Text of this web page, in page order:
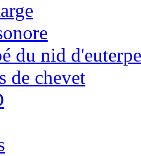
du nid d'euterpe
de chevet